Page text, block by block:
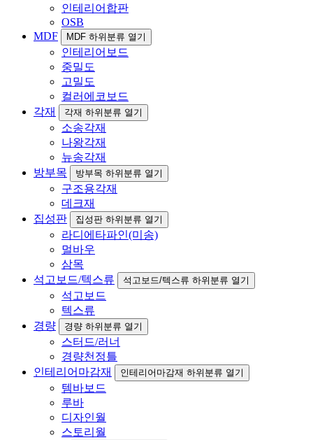
인테리어합판
OSB
MDF
MDF 하위분류 열기
인테리어보드
중밀도
고밀도
컬러에코보드
각재
각재 하위분류 열기
소송각재
나왕각재
뉴송각재
방부목
방부목 하위분류 열기
구조용각재
데크재
집성판
집성판 하위분류 열기
라디에타파인(미송)
멀바우
삼목
석고보드/텍스류
석고보드/텍스류 하위분류 열기
석고보드
텍스류
경량
경량 하위분류 열기
스터드/러너
경량천정틀
인테리어마감재
인테리어마감재 하위분류 열기
템바보드
루바
디자인월
스토리월